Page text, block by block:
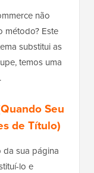
não
método? Este
substitui as
temos uma
Seu
de Título)
da sua página
lo e